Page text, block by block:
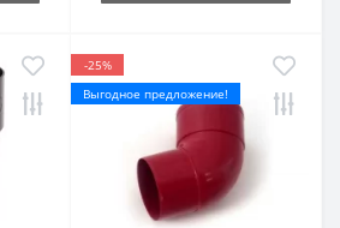
-25%
Выгодное предложение!